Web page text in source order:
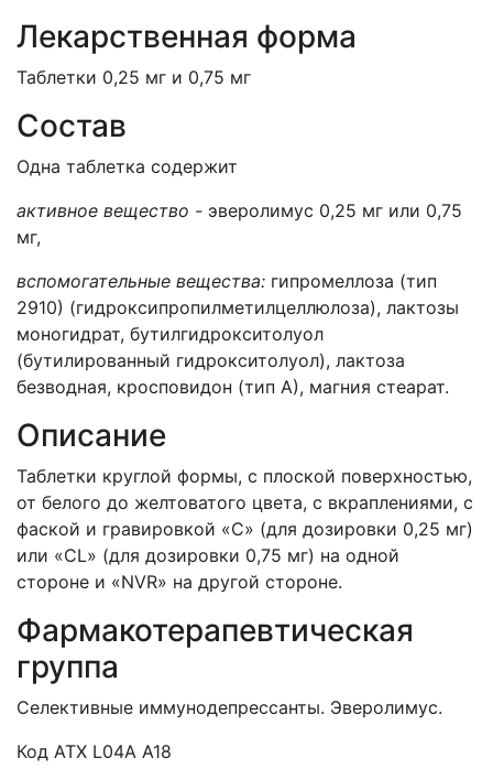
Лекарственная форма
Таблетки 0,25 мг и 0,75 мг
Состав
Одна таблетка содержит
активное вещество - эверолимус 0,25 мг или 0,75
мг,
вспомогательные вещества: гипромеллоза (тип
2910) (гидроксипропилметилцеллюлоза), лактозы
моногидрат, бутилгидрокситолуол
(бутилированный гидрокситолуол), лактоза
безводная, кросповидон (тип А), магния стеарат.
Описание
Таблетки круглой формы, с плоской поверхностью,
от белого до желтоватого цвета, с вкраплениями, с
фаской и гравировкой «С» (для дозировки 0,25 мг)
или «CL» (для дозировки 0,75 мг) на одной
стороне и «NVR» на другой стороне.
Фармакотерапевтическая
группа
Селективные иммунодепрессанты. Эверолимус.
Код АТХ L04A A18